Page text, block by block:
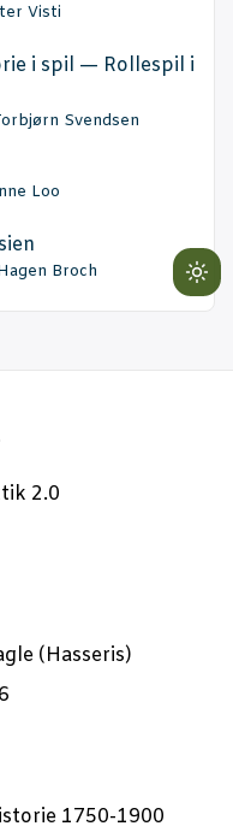
Visti
i spil — Rol­le­spil i
Svendsen
Loo
Broch
2.0
(Hasseris)
1750-1900